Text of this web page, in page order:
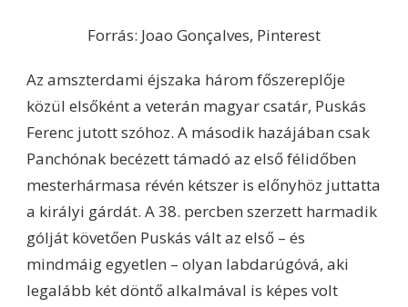
Forrás: Joao Gonçalves, Pinterest
Az amszterdami éjszaka három főszereplője
közül elsőként a veterán magyar csatár, Puskás
Ferenc jutott szóhoz. A második hazájában csak
Panchónak becézett támadó az első félidőben
mesterhármasa révén kétszer is előnyhöz juttatta
a királyi gárdát. A 38. percben szerzett harmadik
gólját követően Puskás vált az első – és
mindmáig egyetlen – olyan labdarúgóvá, aki
legalább két döntő alkalmával is képes volt